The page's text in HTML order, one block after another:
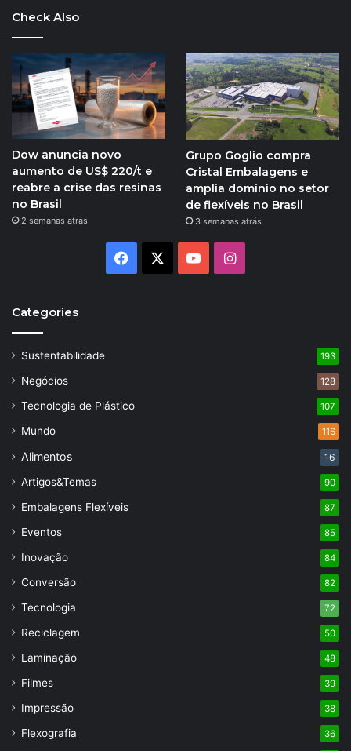
Check Also
Dow anuncia novo
aumento de US$ 220/t e
reabre a crise das resinas
no Brasil
2 semanas atrás
Grupo Goglio compra
Cristal Embalagens e
amplia domínio no setor
de flexíveis no Brasil
3 semanas atrás
Facebook YouTubeInstagram
Categories
Sustentabilidade 193
Negócios 128
Tecnologia de Plástico 107
Mundo 116
Alimentos 16
Artigos&Temas 90
Embalagens Flexíveis 87
Eventos 85
Inovação 84
Conversão 82
Tecnologia 72
Reciclagem 50
Laminação 48
Filmes 39
Impressão 38
Flexografia 36